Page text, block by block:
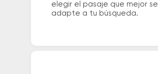
elegir el pasaje que mejor se
adapte a tu búsqueda.